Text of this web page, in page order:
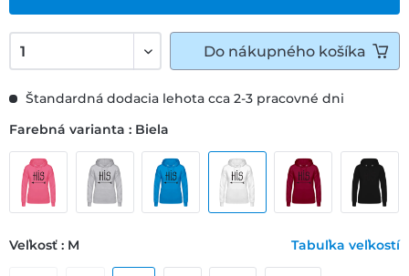
Štandardná dodacia lehota cca 2-3 pracovné dni
Farebná varianta : Biela
Veľkosť : M Tabuľka veľkostí
Do nákupného košíka